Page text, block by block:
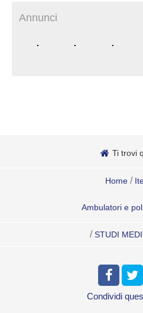
Annunci
Ti trovi
Home /
Ambulatori e
/ STUDI
Condividi